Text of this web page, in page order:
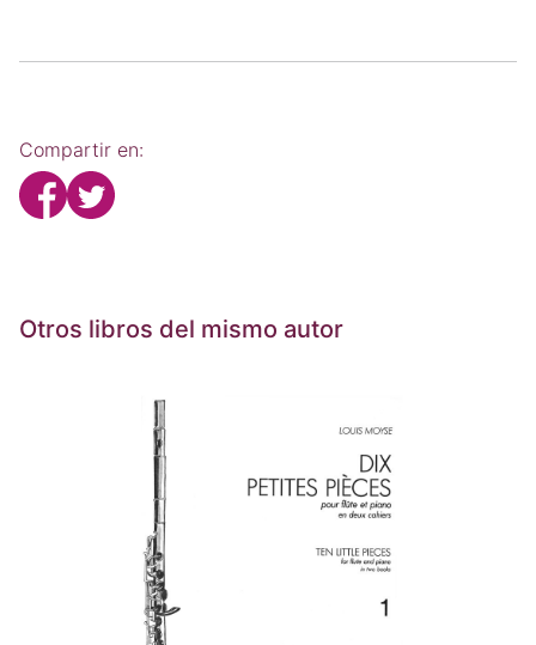
Compartir en:
Otros libros del mismo autor